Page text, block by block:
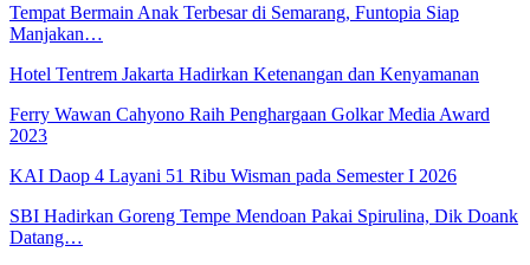
Tempat Bermain Anak Terbesar di Semarang, Funtopia Siap
Manjakan…
Hotel Tentrem Jakarta Hadirkan Ketenangan dan Kenyamanan
Ferry Wawan Cahyono Raih Penghargaan Golkar Media Award
2023
KAI Daop 4 Layani 51 Ribu Wisman pada Semester I 2026
SBI Hadirkan Goreng Tempe Mendoan Pakai Spirulina, Dik Doank
Datang…